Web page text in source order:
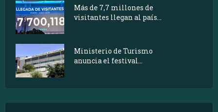
Más de 7,7 millones de
visitantes llegan al país...
Ministerio de Turismo
anuncia el festival...